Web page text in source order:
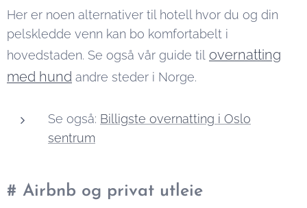
Her er noen alternativer til hotell hvor du og din
pelskledde venn kan bo komfortabelt i
hovedstaden. Se også vår guide til overnatting
med hund andre steder i Norge.
Se også: Billigste overnatting i Oslo
sentrum
# Airbnb og privat utleie